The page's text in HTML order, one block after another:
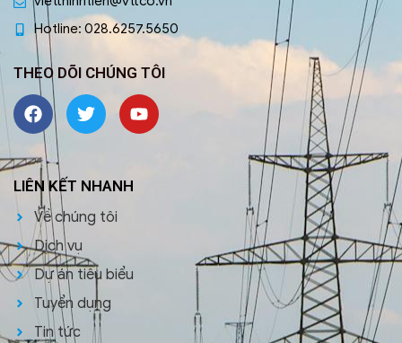
Hotline: 028.6257.5650
THEO DÕI CHÚNG TÔI
LIÊN KẾT NHANH
Về chúng tôi
Dịch vụ
Dự án tiêu biểu
Tuyển dụng
Tin tức